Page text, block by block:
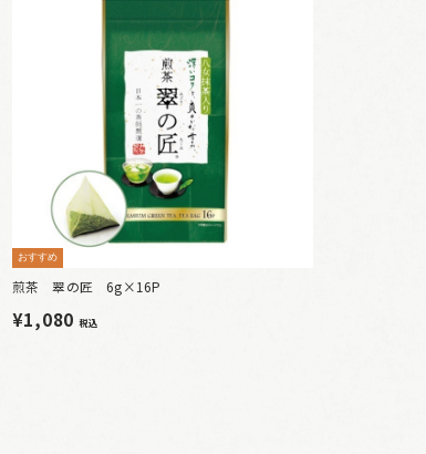
おすすめ
煎茶 翠の匠 6g×16P
¥1,080 税込